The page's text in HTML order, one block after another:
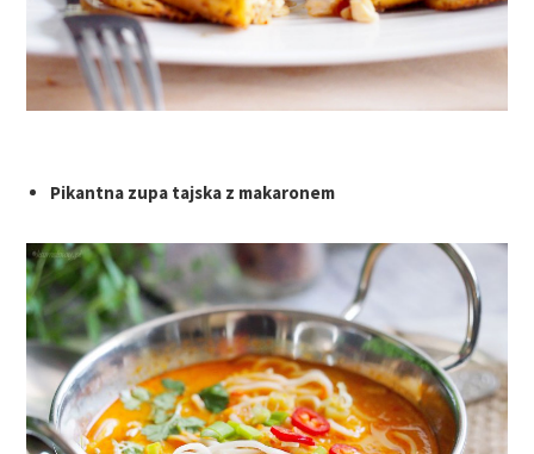
Pikantna zupa tajska z makaronem